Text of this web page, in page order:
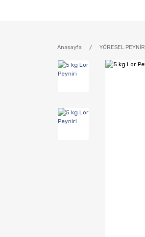
Anasayfa YÖRESEL PEYNİR